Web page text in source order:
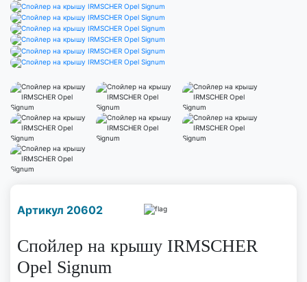
Артикул 20602
Спойлер на крышу IRMSCHER
Opel Signum